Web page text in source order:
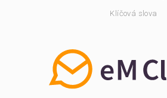
Klíčová slova